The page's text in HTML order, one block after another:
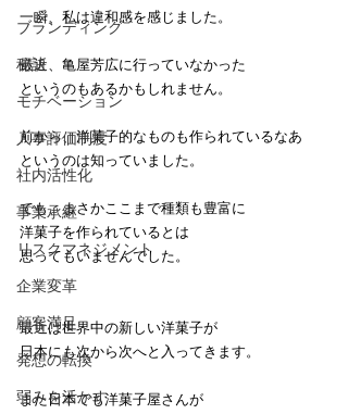
ブランディング
秘訣
モチベーション
人事評価制度
社内活性化
事業承継
リスクマネジメント
企業変革
顧客満足
発想の転換
弱みを活かす
一瞬、私は違和感を感じました。
最近、亀屋芳広に行っていなかった
というのもあるかもしれません。
前から、洋菓子的なものも作られているなあ
というのは知っていました。
でも、まさかここまで種類も豊富に
洋菓子を作られているとは
思ってもいませんでした。
最近は世界中の新しい洋菓子が
日本にも次から次へと入ってきます。
また日本でも洋菓子屋さんが